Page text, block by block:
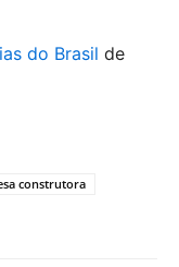
do Brasil de
construtora